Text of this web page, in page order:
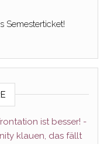
Semesterticket!
ist besser! -
klauen, das fällt